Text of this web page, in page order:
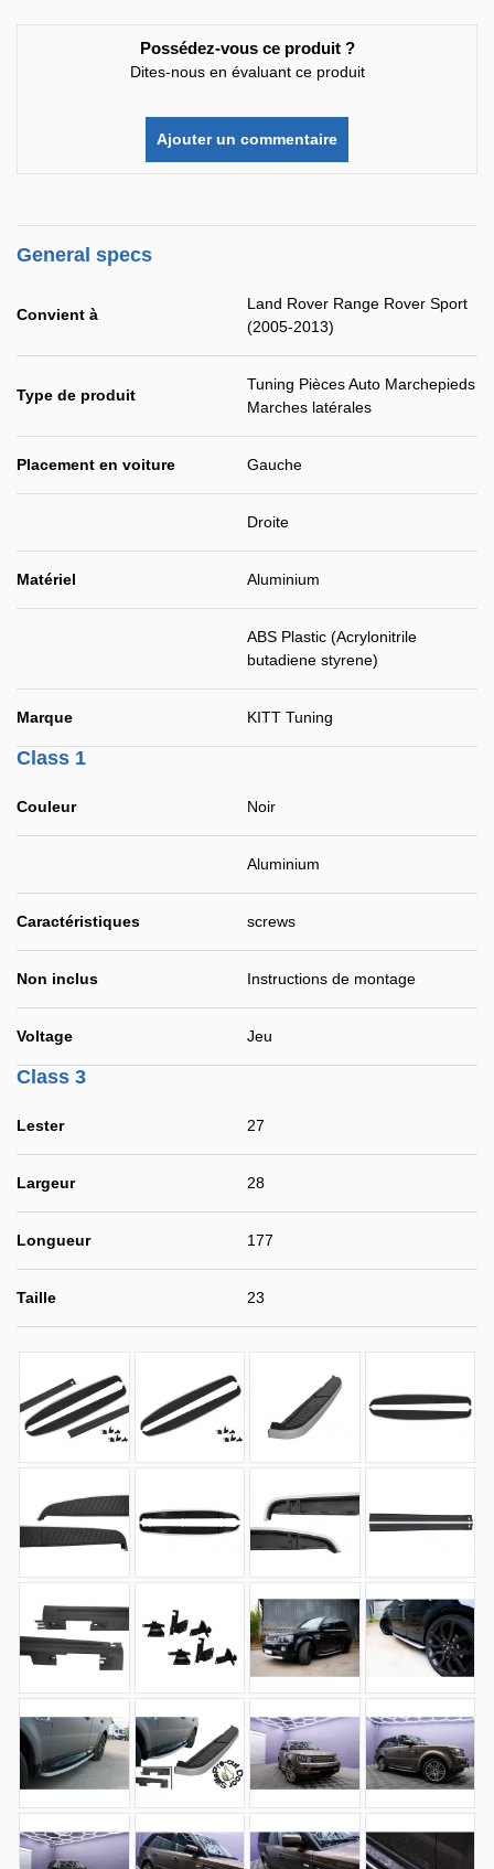
Possédez-vous ce produit ?
Dites-nous en évaluant ce produit
Ajouter un commentaire
General specs
Convient à
Land Rover Range Rover Sport
(2005-2013)
Type de produit
Tuning Pièces Auto Marchepieds
Marches latérales
Placement en voiture Gauche
Droite
Matériel Aluminium
ABS Plastic (Acrylonitrile
butadiene styrene)
Marque KITT Tuning
Class 1
Couleur Noir
Aluminium
Caractéristiques screws
Non inclus Instructions de montage
Voltage Jeu
Class 3
Lester 27
Largeur 28
Longueur 177
Taille 23